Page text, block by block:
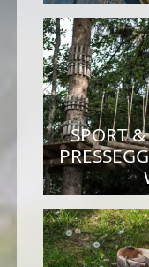
SPORT